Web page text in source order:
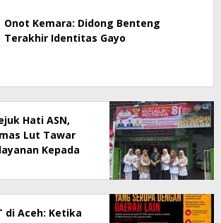
Onot Kemara: Didong Benteng
Terakhir Identitas Gayo
Hati ASN,
Lut Tawar
Kepada
di Aceh: Ketika